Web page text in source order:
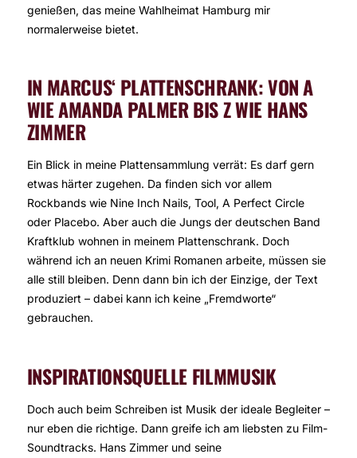
genießen, das meine Wahlheimat Hamburg mir
normalerweise bietet.
IN MARCUS‘ PLATTENSCHRANK: VON A
WIE AMANDA PALMER BIS Z WIE HANS
ZIMMER
Ein Blick in meine Plattensammlung verrät: Es darf gern
etwas härter zugehen. Da finden sich vor allem
Rockbands wie Nine Inch Nails, Tool, A Perfect Circle
oder Placebo. Aber auch die Jungs der deutschen Band
Kraftklub wohnen in meinem Plattenschrank. Doch
während ich an neuen Krimi Romanen arbeite, müssen sie
alle still bleiben. Denn dann bin ich der Einzige, der Text
produziert – dabei kann ich keine „Fremdworte“
gebrauchen.
INSPIRATIONSQUELLE FILMMUSIK
Doch auch beim Schreiben ist Musik der ideale Begleiter –
nur eben die richtige. Dann greife ich am liebsten zu Film-
Soundtracks. Hans Zimmer und seine